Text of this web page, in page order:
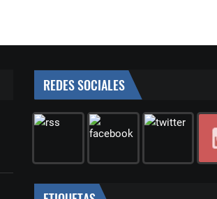
REDES SOCIALES